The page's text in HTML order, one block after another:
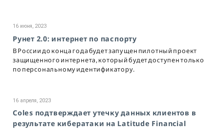
16 июня, 2023
Рунет 2.0: интернет по паспорту
В России до конца года будет запущен пилотный проект
защищенного интернета, который будет доступен только
по персональному идентификатору.
16 апреля, 2023
Coles подтверждает утечку данных клиентов в
результате кибератаки на Latitude Financial